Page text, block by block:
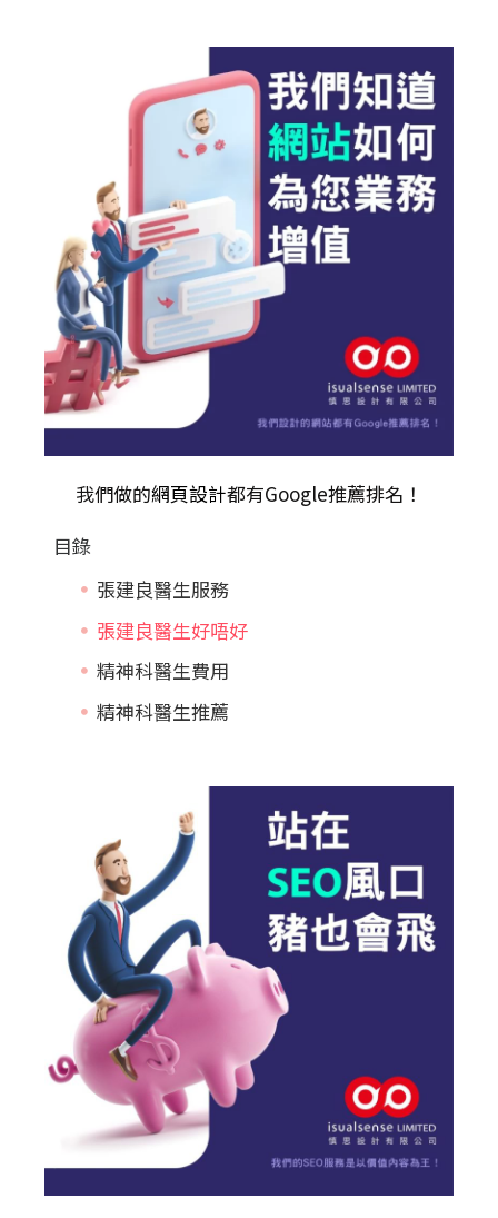
我們做的網頁設計都有Google推薦排名！
目錄
張建良醫生服務
張建良醫生好唔好
精神科醫生費用
精神科醫生推薦